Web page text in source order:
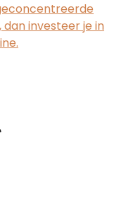
investeer je in